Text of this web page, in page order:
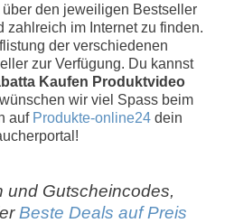
über den jeweiligen Bestseller
zahlreich im Internet zu finden.
der verschiedenen
zur Verfügung. Du kannst
Kaufen Produktvideo
wir viel Spass beim
auf Produkte-online24 dein
und Gutscheincodes,
Beste Deals auf Preis